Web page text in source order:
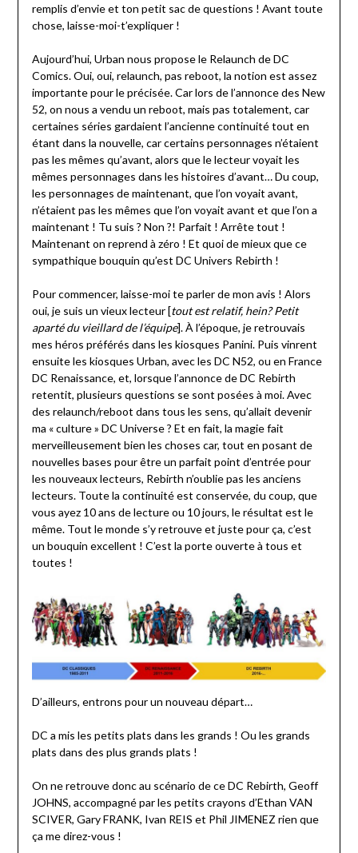
remplis d’envie et ton petit sac de questions ! Avant toute
chose, laisse-moi-t’expliquer !
Aujourd’hui, Urban nous propose le Relaunch de DC
Comics. Oui, oui, relaunch, pas reboot, la notion est assez
importante pour le précisée. Car lors de l’annonce des New
52, on nous a vendu un reboot, mais pas totalement, car
certaines séries gardaient l’ancienne continuité tout en
étant dans la nouvelle, car certains personnages n’étaient
pas les mêmes qu’avant, alors que le lecteur voyait les
mêmes personnages dans les histoires d’avant… Du coup,
les personnages de maintenant, que l’on voyait avant,
n’étaient pas les mêmes que l’on voyait avant et que l’on a
maintenant ! Tu suis ? Non ?! Parfait ! Arrête tout !
Maintenant on reprend à zéro ! Et quoi de mieux que ce
sympathique bouquin qu’est DC Univers Rebirth !
Pour commencer, laisse-moi te parler de mon avis ! Alors
oui, je suis un vieux lecteur [tout est relatif, hein? Petit
aparté du vieillard de l’équipe]. À l’époque, je retrouvais
mes héros préférés dans les kiosques Panini. Puis vinrent
ensuite les kiosques Urban, avec les DC N52, ou en France
DC Renaissance, et, lorsque l’annonce de DC Rebirth
retentit, plusieurs questions se sont posées à moi. Avec
des relaunch/reboot dans tous les sens, qu’allait devenir
ma « culture » DC Universe ? Et en fait, la magie fait
merveilleusement bien les choses car, tout en posant de
nouvelles bases pour être un parfait point d’entrée pour
les nouveaux lecteurs, Rebirth n’oublie pas les anciens
lecteurs. Toute la continuité est conservée, du coup, que
vous ayez 10 ans de lecture ou 10 jours, le résultat est le
même. Tout le monde s’y retrouve et juste pour ça, c’est
un bouquin excellent ! C’est la porte ouverte à tous et
toutes !
D’ailleurs, entrons pour un nouveau départ…
DC a mis les petits plats dans les grands ! Ou les grands
plats dans des plus grands plats !
On ne retrouve donc au scénario de ce DC Rebirth, Geoff
JOHNS, accompagné par les petits crayons d’Ethan VAN
SCIVER, Gary FRANK, Ivan REIS et Phil JIMENEZ rien que
ça me direz-vous !